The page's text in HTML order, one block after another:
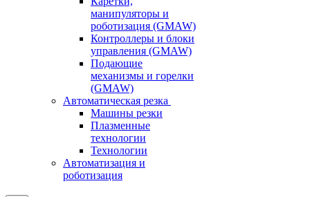
манипуляторы и
роботизация (GMAW)
Контроллеры и блоки
управления (GMAW)
Подающие
механизмы и горелки
(GMAW)
Автоматическая резка
Машины резки
Плазменные
технологии
Технологии
Автоматизация и
роботизация